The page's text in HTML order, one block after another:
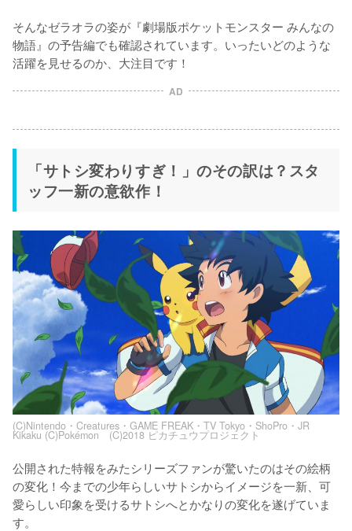
そんなゼラオラの姿が『劇場版ポケットモンスター みんなの
物語』の予告編でも確認されています。いったいどのような
活躍を見せるのか、大注目です！
AD
「サトシ変わりすぎ！」のその訳は？スタ
ッフ一新の意欲作！
(C)Nintendo・Creatures・GAME FREAK・TV Tokyo・ShoPro・JR
Kikaku (C)Pokémon (C)2018 ピカチュウプロジェクト
公開された特報をみたシリーズファンが驚いたのはその絵柄
の変化！今までの少年らしいサトシからイメージを一新、可
愛らしい印象を受けるサトシへとかなりの変化を遂げていま
す。